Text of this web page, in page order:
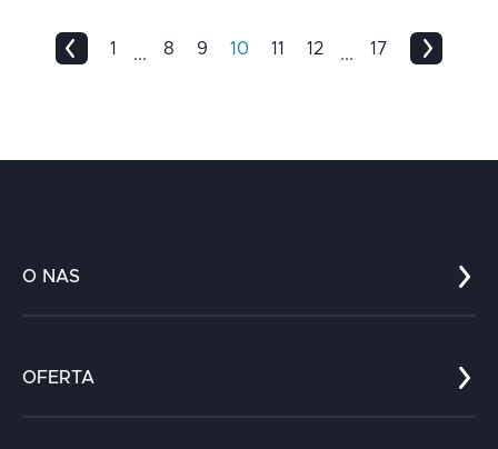
1 ... 8 9 10 11 12 ... 17
O NAS
Kariera
OFERTA